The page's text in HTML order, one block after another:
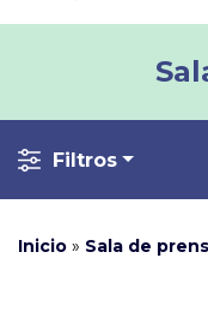
Filtros
Inicio » Sala de